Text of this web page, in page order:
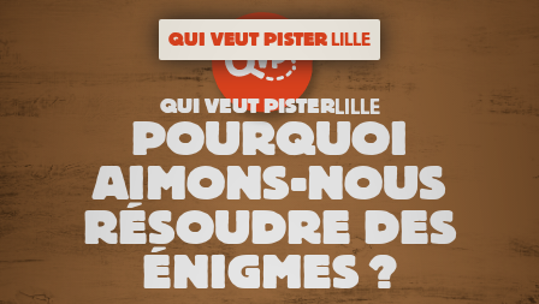
QUI VEUT PISTERLILLE
QUI VEUT PISTERLILLE
POURQUOI
AIMONS-NOUS
RÉSOUDRE DES
ÉNIGMES ?